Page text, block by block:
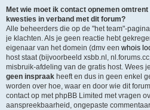
Met wie moet ik contact opnemen
kwesties in verband met dit forum?
Alle beheerders die op de "het team"-
je klachten. Als je geen reactie hebt
eigenaar van het domein (dmv een whois
host staat (bijvoorbeeld xsbb.nl,
misbruik-afdeling van de gratis host. Wees
geen inspraak heeft en dus in geen enkel
worden over hoe, waar en door wie dit
contact op met phpBB Limited met vragen
aanspreekbaarheid, ongepaste